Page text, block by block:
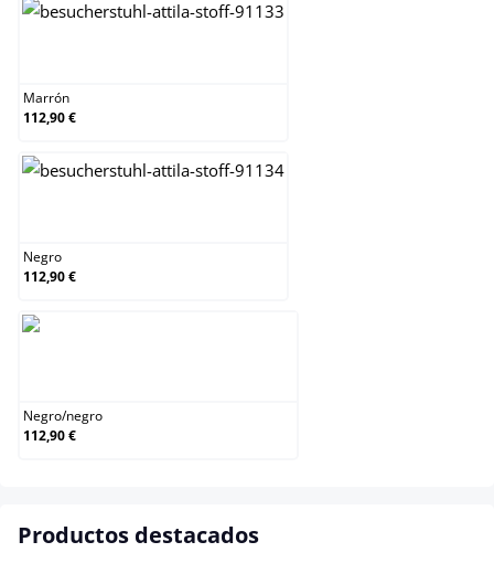
Marrón
112,90 €
Negro
112,90 €
Negro/negro
112,90 €
Productos destacados